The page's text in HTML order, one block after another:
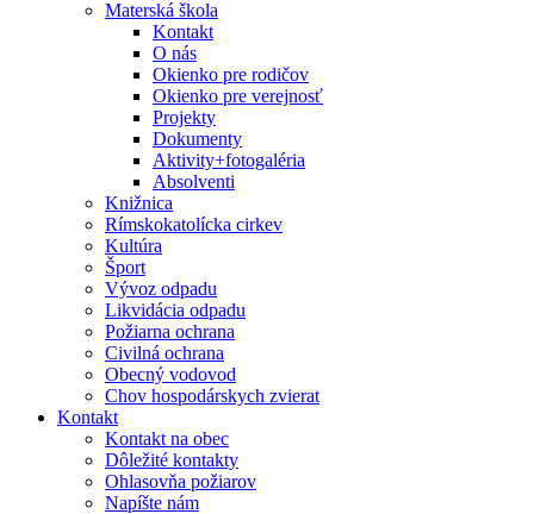
Materská škola
Kontakt
O nás
Okienko pre rodičov
Okienko pre verejnosť
Projekty
Dokumenty
Aktivity+fotogaléria
Absolventi
Knižnica
Rímskokatolícka cirkev
Kultúra
Šport
Vývoz odpadu
Likvidácia odpadu
Požiarna ochrana
Civilná ochrana
Obecný vodovod
Chov hospodárskych zvierat
Kontakt
Kontakt na obec
Dôležité kontakty
Ohlasovňa požiarov
Napíšte nám